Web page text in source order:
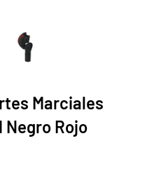
Marciales
Negro Rojo